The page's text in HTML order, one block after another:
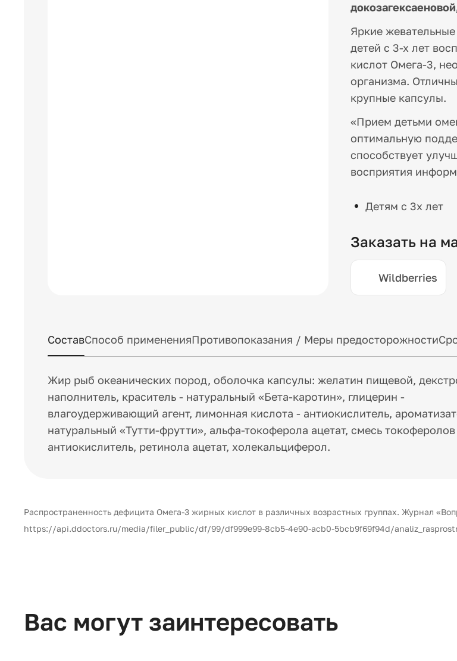
Яркие
детей с 3-х лет
кислот Омега-3,
организма.
крупные капсулы.
«Прием детьми
оптимальную
способствует
восприятия
Детям с 3х лет
Заказать на
Wildberries
СоставСпособ примененияПротивопоказания / Меры предосторожности
Жир рыб океанических пород, оболочка капсулы: желатин пищевой,
наполнитель, краситель - натуральный «Бета-каротин», глицерин -
влагоудерживающий агент, лимонная кислота - антиокислитель,
натуральный «Тутти-фрутти», альфа-токоферола ацетат, смесь токоферолов
антиокислитель, ретинола ацетат, холекальциферол.
Распространенность дефицита Омега-3 жирных кислот в различных возрастных группах. Журнал
https://api.ddoctors.ru/media/filer_public/df/99/df999e99-8cb5-4e90-acb0-5bcb9f69f94d/
Вас могут заинтересовать